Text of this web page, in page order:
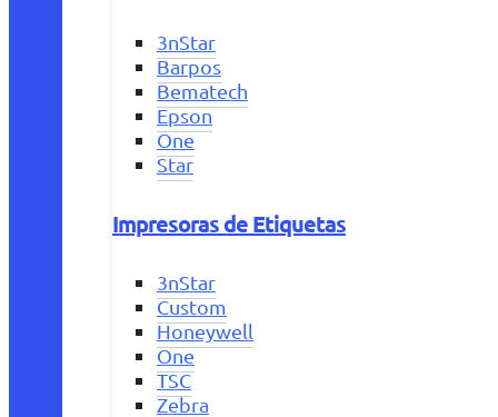
3nStar
Barpos
Bematech
Epson
One
Star
Impresoras de Etiquetas
3nStar
Custom
Honeywell
One
TSC
Zebra